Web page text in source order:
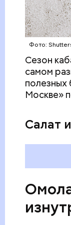
Фото:
Сезон
самом
полезных
Москве»
Салат
кожи;
плода.
ряда
лютеин
наше
калий